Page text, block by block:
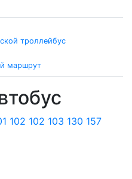
троллейбус
маршрут
102 102 103 130 157